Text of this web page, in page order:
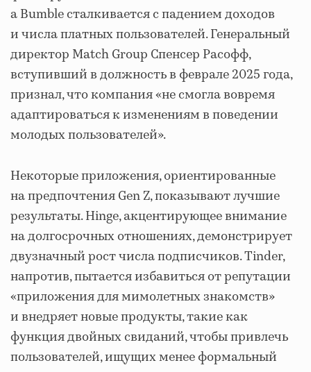
а Bumble сталкивается с падением доходов
и числа платных пользователей. Генеральный
директор Match Group Спенсер Расофф,
вступивший в должность в феврале 2025 года,
признал, что компания «не смогла вовремя
адаптироваться к изменениям в поведении
молодых пользователей».
Некоторые приложения, ориентированные
на предпочтения Gen Z, показывают лучшие
результаты. Hinge, акцентирующее внимание
на долгосрочных отношениях, демонстрирует
двузначный рост числа подписчиков. Tinder,
напротив, пытается избавиться от репутации
«приложения для мимолетных знакомств»
и внедряет новые продукты, такие как
функция двойных свиданий, чтобы привлечь
пользователей, ищущих менее формальный